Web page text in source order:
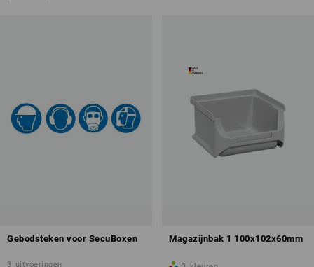
Gebodsteken voor SecuBoxen
3 uitvoeringen
Magazijnbak 1 100x102x60mm